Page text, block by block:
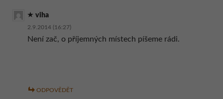
viha
2.9.2014 (16:27)
Není zač, o příjemných místech píšeme rádi.
ODPOVĚDĚT